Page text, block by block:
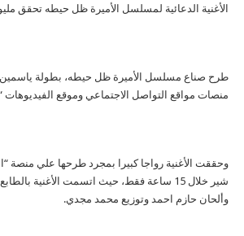
الأغنية الدعائية لمسلسل الأميرة ظل حيطه تحقق مليون
طرح صناع مسلسل الأميرة ظل حيطه، بطولة ياسمين
منصات مواقع التواصل الاجتماعي وموقع الفيديوهات
شير خلال 15 ساعة فقط، حيث اتسمت الأغنية
وألحان حازم احمد وتوزيع محمد مجدي.